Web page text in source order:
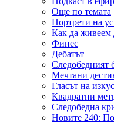
Още по темата
Портрети на
Как да живеем
Финес
Дебатът
Следобедният
Мечтани
Гласът на
Квадратни
Следобедна
Новите 240: